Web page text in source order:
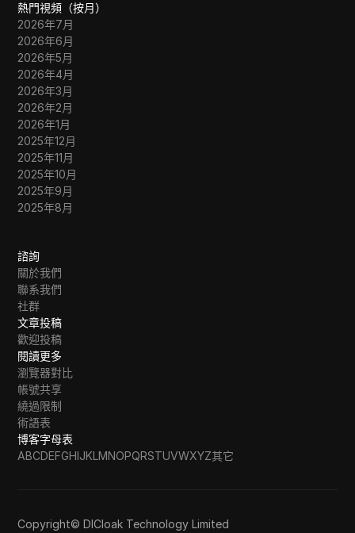
熱門視頻（按月）
2026年7月
2026年6月
2026年5月
2026年4月
2026年3月
2026年2月
2026年1月
2025年12月
2025年11月
2025年10月
2025年9月
2025年8月
諮詢
關於我們
聯系我們
社群
文章投稿
歡迎投稿
閱讀更多
瀏覽器對比
帳號共享
繞過限制
術語表
博客字母表
ABCDEFGHIJKLMNOPQRSTUVWXYZ其它
Copyright© DICloak Technology Limited